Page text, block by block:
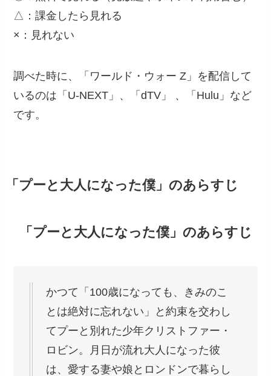
△：課金したら見れる
×：見れない
調べた時に、「ワールド・ウォー Z」を配信して
いるのは「U-NEXT」、「dTV」 、「Hulu」など
です。
「プーと大人になった僕」のあらすじ
「プーと大人になった僕」のあらすじ
かつて「100歳になっても、きみのこ
とは絶対に忘れない」と約束を交わし
てプーと別れた少年クリストファー・
ロビン。月日が流れ大人になった彼
は、愛する妻や娘とロンドンで暮らし